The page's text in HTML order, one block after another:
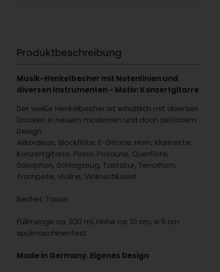
Produktbeschreibung
Musik-Henkelbecher mit Notenlinien und
diversen Instrumenten - Motiv: Konzertgitarre
Der weiße Henkelbecher ist erhältlich mit diversen
Drucken in neuem modernen und doch zeitlosem
Design:
Akkordeon, Blockflöte, E-Gitarre, Horn, Klarinette,
Konzertgitarre, Piano, Posaune, Querflöte,
Saxophon, Schlagzeug, Tastatur, Tenorhorn,
Trompete, Violine, Violinschlüssel.
Becher, Tasse
Füllmenge ca. 330 ml, Höhe ca. 10 cm, ø 9 cm
spülmaschinenfest
Made in Germany. Eigenes Design